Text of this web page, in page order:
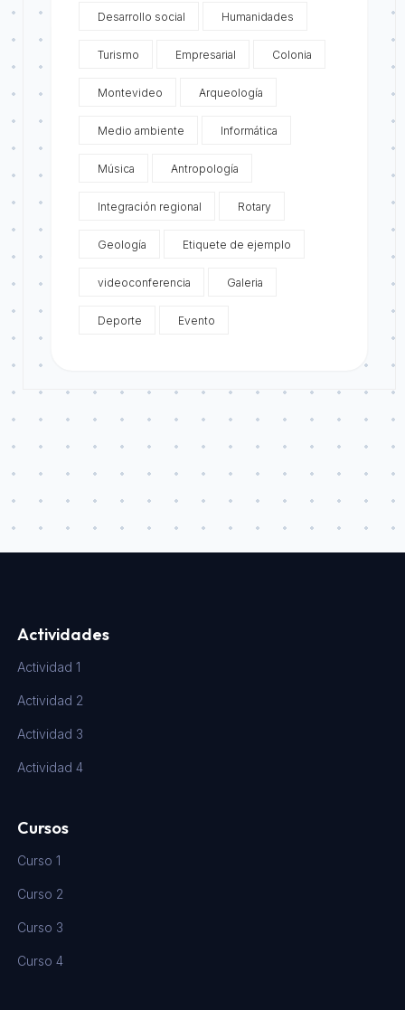
Desarrollo social Humanidades
Turismo Empresarial Colonia
Montevideo Arqueología
Medio ambiente Informática
Música Antropología
Integración regional Rotary
Geología Etiquete de ejemplo
videoconferencia Galeria
Deporte Evento
Actividades
Actividad 1
Actividad 2
Actividad 3
Actividad 4
Cursos
Curso 1
Curso 2
Curso 3
Curso 4